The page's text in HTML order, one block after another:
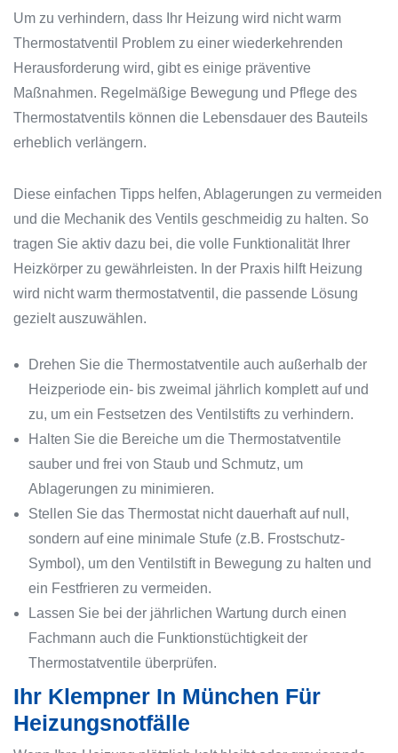
Um zu verhindern, dass Ihr Heizung wird nicht warm
Thermostatventil
Problem zu einer wiederkehrenden
Herausforderung wird, gibt es einige präventive
Maßnahmen. Regelmäßige Bewegung und Pflege des
Thermostatventils können die Lebensdauer des Bauteils
erheblich verlängern.
Diese einfachen Tipps helfen, Ablagerungen zu vermeiden
und die Mechanik des Ventils geschmeidig zu halten. So
tragen Sie aktiv dazu bei, die volle Funktionalität Ihrer
Heizkörper zu gewährleisten. In der Praxis hilft Heizung
wird nicht warm thermostatventil, die passende Lösung
gezielt auszuwählen.
Drehen Sie die Thermostatventile auch außerhalb der
Heizperiode ein- bis zweimal jährlich komplett auf und
zu, um ein Festsetzen des Ventilstifts zu verhindern.
Halten Sie die Bereiche um die Thermostatventile
sauber und frei von Staub und Schmutz, um
Ablagerungen zu minimieren.
Stellen Sie das Thermostat nicht dauerhaft auf null,
sondern auf eine minimale Stufe (z.B. Frostschutz-
Symbol), um den Ventilstift in Bewegung zu halten und
ein Festfrieren zu vermeiden.
Lassen Sie bei der jährlichen Wartung durch einen
Fachmann auch die Funktionstüchtigkeit der
Thermostatventile überprüfen.
Ihr Klempner In München Für
Heizungsnotfälle